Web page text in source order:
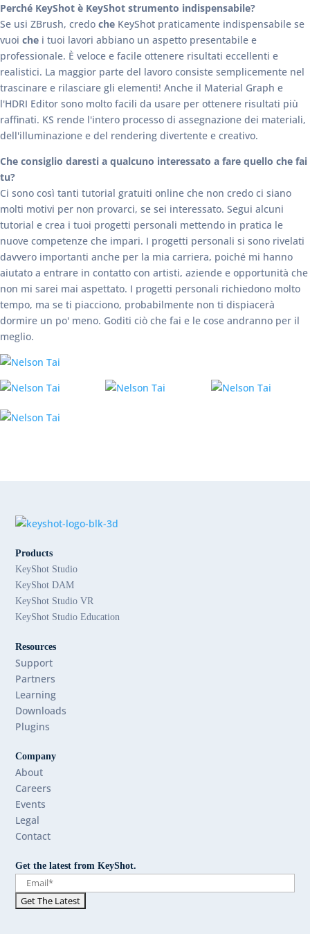
Perché KeyShot è KeyShot strumento indispensabile?
Se usi ZBrush, credo che KeyShot praticamente indispensabile se
vuoi che i tuoi lavori abbiano un aspetto presentabile e
professionale. È veloce e facile ottenere risultati eccellenti e
realistici. La maggior parte del lavoro consiste semplicemente nel
trascinare e rilasciare gli elementi! Anche il Material Graph e
l'HDRI Editor sono molto facili da usare per ottenere risultati più
raffinati. KS rende l'intero processo di assegnazione dei materiali,
dell'illuminazione e del rendering divertente e creativo.
Che consiglio daresti a qualcuno interessato a fare quello che fai
tu?
Ci sono così tanti tutorial gratuiti online che non credo ci siano
molti motivi per non provarci, se sei interessato. Segui alcuni
tutorial e crea i tuoi progetti personali mettendo in pratica le
nuove competenze che impari. I progetti personali si sono rivelati
davvero importanti anche per la mia carriera, poiché mi hanno
aiutato a entrare in contatto con artisti, aziende e opportunità che
non mi sarei mai aspettato. I progetti personali richiedono molto
tempo, ma se ti piacciono, probabilmente non ti dispiacerà
dormire un po' meno. Goditi ciò che fai e le cose andranno per il
meglio.
Products
KeyShot Studio
KeyShot DAM
KeyShot Studio VR
KeyShot Studio Education
Resources
Support
Partners
Learning
Downloads
Plugins
Company
About
Careers
Events
Legal
Contact
Get the latest from KeyShot.